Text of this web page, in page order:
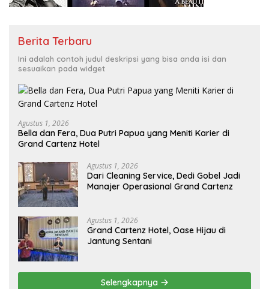
Berita Terbaru
Ini adalah contoh judul deskripsi yang bisa anda isi dan
sesuaikan pada widget
Agustus 1, 2026
Bella dan Fera, Dua Putri Papua yang Meniti Karier di
Grand Cartenz Hotel
Agustus 1, 2026
Dari Cleaning Service, Dedi Gobel Jadi
Manajer Operasional Grand Cartenz
Agustus 1, 2026
Grand Cartenz Hotel, Oase Hijau di
Jantung Sentani
Selengkapnya